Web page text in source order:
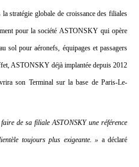
stratégie globale de croissance des filiales
pour la société ASTONSKY qui opère
sol pour aéronefs, équipages et passagers
ASTONSKY déjà implantée depuis 2012
son Terminal sur la base de Paris-Le-
de sa filiale ASTONSKY une référence
toujours plus exigeante. » a déclaré